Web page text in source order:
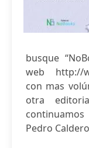
busque
web http://
con mas
otra
Pedro